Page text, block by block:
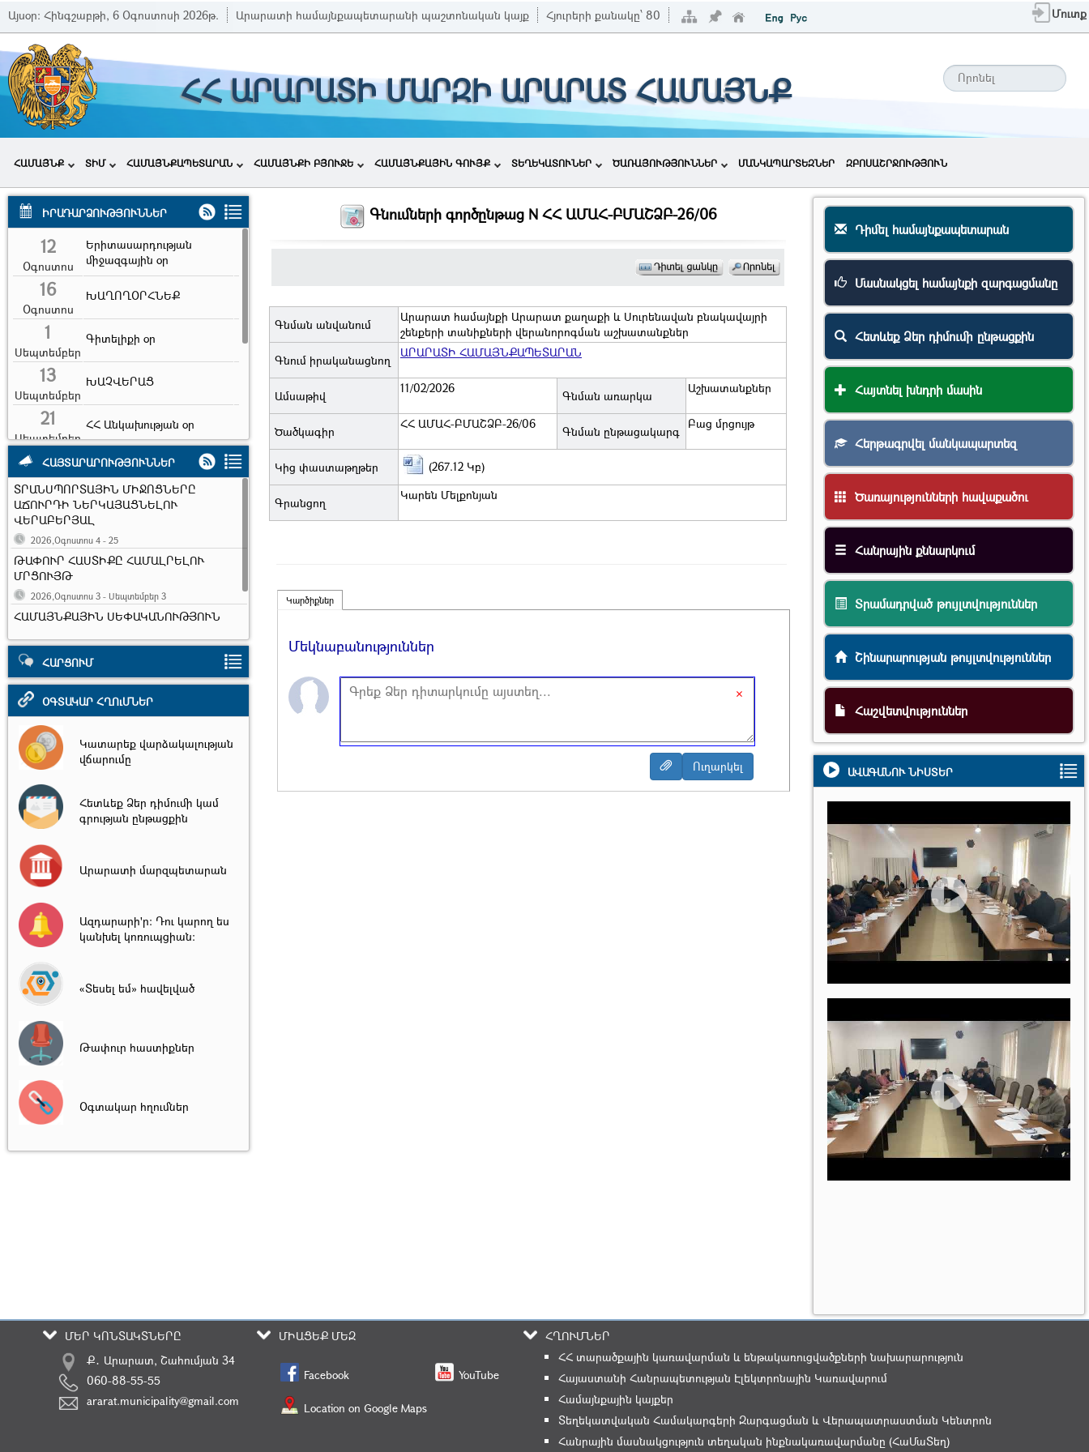
Այսօր: Հինգշաբթի, 6 Օգոստոսի 2026թ. Արարատի համայնքապետարանի պաշտոնական կայք Հյուրերի քանակը՝ 80 Մուտք
ՀՀ ԱՐԱՐԱՏԻ ՄԱՐԶԻ ԱՐԱՐԱՏ ՀԱՄԱՅՆՔ
ՀԱՄԱՅՆՔ ՏԻՄ ՀԱՄԱՅՆՔԱՊԵՏԱՐԱՆ ՀԱՄԱՅՆՔԻ ԲՅՈՒՋԵ ՀԱՄԱՅՆՔԱՅԻՆ ԳՈՒՅՔ ՏԵՂԵԿԱՏՈՒՆԵՐ ԾԱՌԱՅՈՒԹՅՈՒՆՆԵՐ ՄԱՆԿԱՊԱՐՏԵԶՆԵՐ ԶԲՈՍԱՇՐՋՈՒԹՅՈՒՆ
ԻՐԱԴԱՐՁՈՒԹՅՈՒՆՆԵՐ
12
Օգոստոս
Երիտասարդության
միջազգային օր
16
Օգոստոս
ԽԱՂՈՂՕՐՀՆԵՔ
1
Սեպտեմբեր
Գիտելիքի օր
13
Սեպտեմբեր
ԽԱՉՎԵՐԱՑ
21
Սեպտեմբեր
ՀՀ Անկախության օր
5
Հոկտեմբեր
Ուսուցչի օր
22
Հոկտեմբեր
Արարատ քաղաքի
հիմնադրման օր
10
Նոյեմբեր
Տեղական
ինքնակառավարման
17
Նոյեմբեր
Ուսանողների միջազգային
օր
7
Դեկտեմբեր
Երկրաշարժի զոհերի
հիշատակի օր
ՀԱՅՏԱՐԱՐՈՒԹՅՈՒՆՆԵՐ
ՏՐԱՆՍՊՈՐՏԱՅԻՆ ՄԻՋՈՑՆԵՐԸ
ԱՃՈՒՐԴԻ ՆԵՐԿԱՅԱՑՆԵԼՈՒ
ՎԵՐԱԲԵՐՅԱԼ
2026,Օգոստոս 4 - 25
ԹԱՓՈՒՐ ՀԱՍՏԻՔԸ ՀԱՄԱԼՐԵԼՈՒ
ՄՐՑՈՒՅԹ
2026,Օգոստոս 3 - Սեպտեմբեր 3
ՀԱՄԱՅՆՔԱՅԻՆ ՍԵՓԱԿԱՆՈՒԹՅՈՒՆ
ԱՃՈՒՐԴԻ ՆԵՐԿԱՅԱՑՆԵԼՈՒ
ՎԵՐԱԲԵՐՅԱԼ
2026,Հուլիս 2 - Օգոստոս 25
ՀԱՐՑՈՒՄ
ՕԳՏԱԿԱՐ ՀՂՈւՄՆԵՐ
Կատարեք վարձակալության
վճարումը
Հետևեք Ձեր դիմումի կամ
գրության ընթացքին
Արարատի մարզպետարան
Ազդարարի'ր: Դու կարող ես
կանխել կոռուպցիան:
«Տեսել եմ» հավելված
Թափուր հաստիքներ
Օգտակար հղումներ
Գնումների գործընթաց N ՀՀ ԱՄԱՀ-ԲՄԱՇՁԲ-26/06
Գնման անվանում
Արարատ համայնքի Արարատ քաղաքի և Սուրենավան բնակավայրի
շենքերի տանիքների վերանորոգման աշխատանքներ
Գնում իրականացնող
ԱՐԱՐԱՏԻ ՀԱՄԱՅՆՔԱՊԵՏԱՐԱՆ
Ամսաթիվ
11/02/2026
Գնման առարկա
Աշխատանքներ
Ծածկագիր
ՀՀ ԱՄԱՀ-ԲՄԱՇՁԲ-26/06
Գնման ընթացակարգ
Բաց մրցույթ
Կից փաստաթղթեր (267.12 Կբ)
Գրանցող
Կարեն Մելքոնյան
Կարծիքներ
Մեկնաբանություններ
×
Դիմել համայնքապետարան
Մասնակցել համայնքի զարգացմանը
Հետևեք Ձեր դիմումի ընթացքին
Հայտնել խնդրի մասին
Հերթագրվել մանկապարտեզ
Ծառայությունների հավաքածու
Հանրային քննարկում
Տրամադրված թույլտվություններ
Շինարարության թույլտվություններ
Հաշվետվություններ
ԱՎԱԳԱՆՈՒ ՆԻՍՏԵՐ
ՄԵՐ ԿՈՆՏԱԿՏՆԵՐԸ ՄԻԱՑԵՔ ՄԵԶ
ՀՂՈՒՄՆԵՐ
Ք․ Արարատ, Շահումյան 34
060-88-55-55
ararat.municipality@gmail.com
Facebook
Location on Google Maps
YouTube
ՀՀ տարածքային կառավարման և ենթակառուցվածքների նախարարություն
Հայաստանի Հանրապետության Էլեկտրոնային Կառավարում
Համայնքային կայքեր
Տեղեկատվական Համակարգերի Զարգացման և Վերապատրաստման Կենտրոն
Հանրային մասնակցություն տեղական ինքնակառավարմանը (ՀաՄաՏեղ)